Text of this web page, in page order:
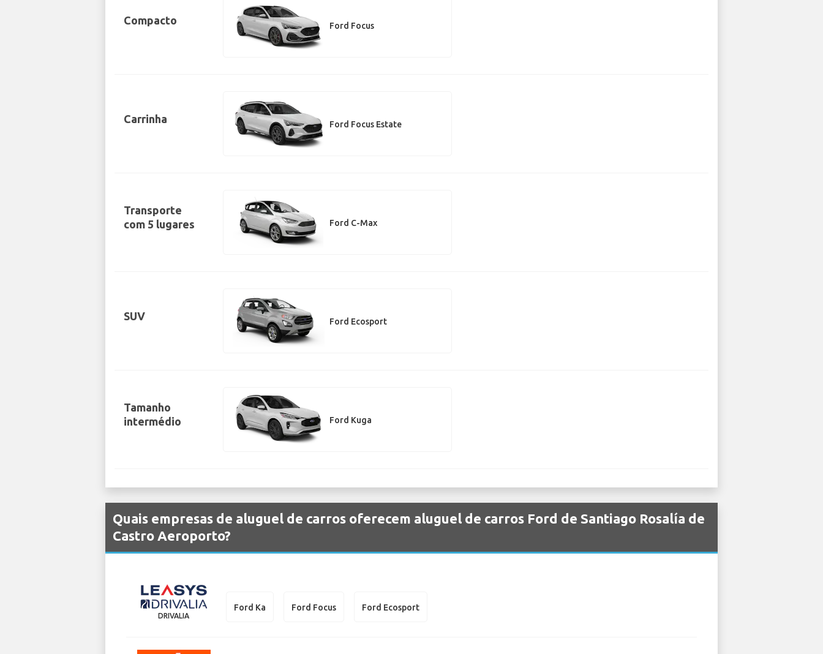
Compacto Ford Focus
Carrinha Ford Focus Estate
Transporte
com 5 lugares
Ford C-Max
SUV Ford Ecosport
Tamanho
intermédio
Ford Kuga
Quais empresas de aluguel de carros oferecem aluguel de carros Ford de Santiago Rosalía de
Castro Aeroporto?
DRIVALIA
Ford Ka Ford Focus Ford Ecosport